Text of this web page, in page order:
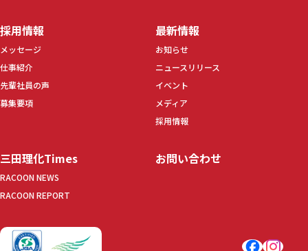
採用情報
メッセージ
仕事紹介
先輩社員の声
募集要項
最新情報
お知らせ
ニュースリリース
イベント
メディア
採用情報
三田理化Times
RACOON NEWS
RACOON REPORT
お問い合わせ